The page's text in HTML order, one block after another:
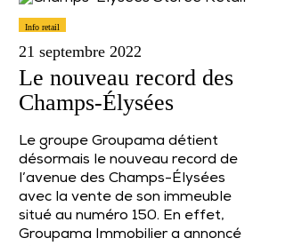
Info retail
21 septembre 2022
Le nouveau record des
Champs-Élysées
Le groupe Groupama détient
désormais le nouveau record de
l’avenue des Champs-Élysées
avec la vente de son immeuble
situé au numéro 150. En effet,
Groupama Immobilier a annoncé